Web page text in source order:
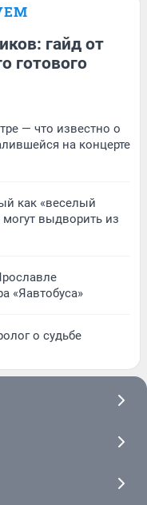
гайд от
готового
— что известно о
на концерте
как «веселый
выдворить из
«Яавтобуса»
о судьбе